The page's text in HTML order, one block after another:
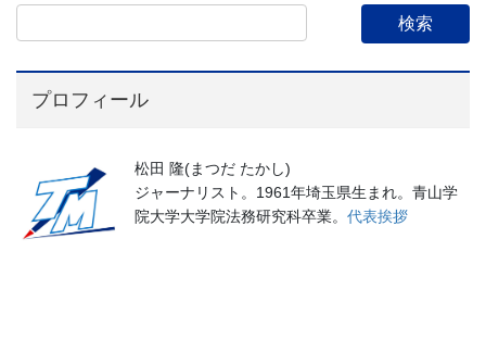
プロフィール
松田 隆(まつだ たかし)
ジャーナリスト。1961年埼玉県生まれ。青山学
院大学大学院法務研究科卒業。 代表挨拶